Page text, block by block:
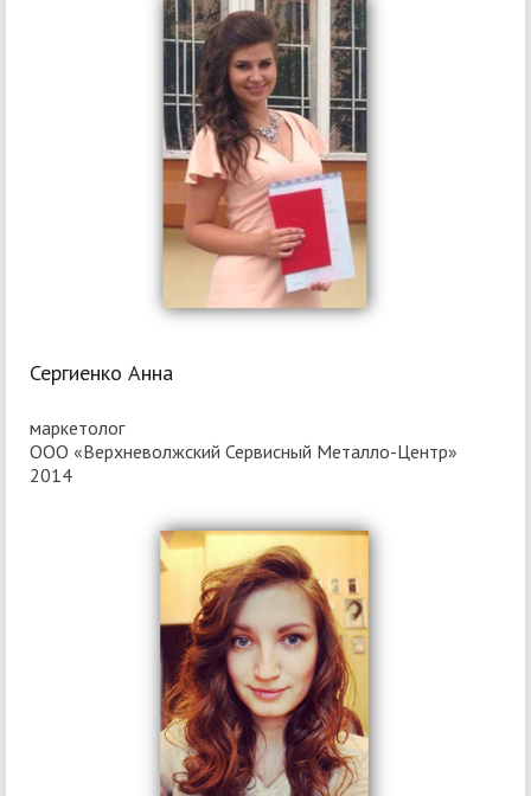
Сергиенко Анна
маркетолог
ООО «Верхневолжский Сервисный Металло-Центр»
2014